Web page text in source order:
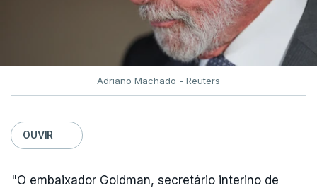
Adriano Machado - Reuters
OUVIR
"O embaixador Goldman, secretário interino de